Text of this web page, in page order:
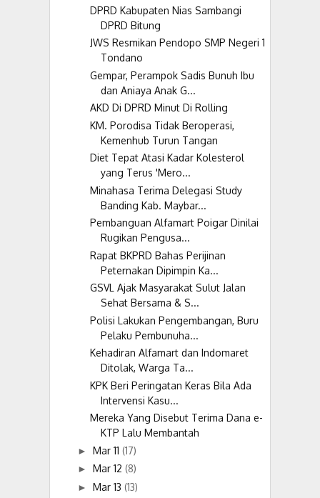
DPRD Kabupaten Nias Sambangi
DPRD Bitung
JWS Resmikan Pendopo SMP Negeri 1
Tondano
Gempar, Perampok Sadis Bunuh Ibu
dan Aniaya Anak G...
AKD Di DPRD Minut Di Rolling
KM. Porodisa Tidak Beroperasi,
Kemenhub Turun Tangan
Diet Tepat Atasi Kadar Kolesterol
yang Terus 'Mero...
Minahasa Terima Delegasi Study
Banding Kab. Maybar...
Pembanguan Alfamart Poigar Dinilai
Rugikan Pengusa...
Rapat BKPRD Bahas Perijinan
Peternakan Dipimpin Ka...
GSVL Ajak Masyarakat Sulut Jalan
Sehat Bersama & S...
Polisi Lakukan Pengembangan, Buru
Pelaku Pembunuha...
Kehadiran Alfamart dan Indomaret
Ditolak, Warga Ta...
KPK Beri Peringatan Keras Bila Ada
Intervensi Kasu...
Mereka Yang Disebut Terima Dana e-
KTP Lalu Membantah
► Mar 11 (17)
► Mar 12 (8)
► Mar 13 (13)